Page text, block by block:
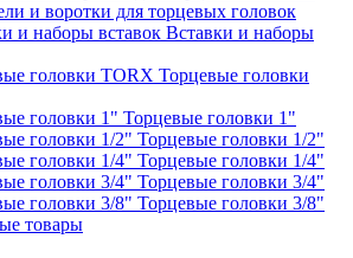
и воротки для торцевых головок
Вставки и наборы
Торцевые головки
Торцевые головки 1"
Торцевые головки 1/2"
Торцевые головки 1/4"
Торцевые головки 3/4"
Торцевые головки 3/8"
товары